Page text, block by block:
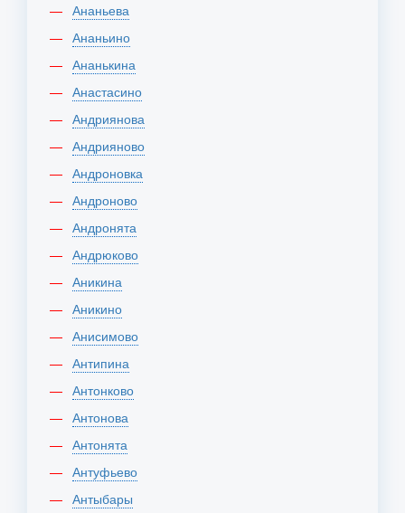
Ананьева
Ананьино
Ананькина
Анастасино
Андриянова
Андрияново
Андроновка
Андроново
Андронята
Андрюково
Аникина
Аникино
Анисимово
Антипина
Антонково
Антонова
Антонята
Антуфьево
Антыбары